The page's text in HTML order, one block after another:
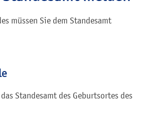
müssen Sie dem Standesamt
Standesamt des Geburtsortes des